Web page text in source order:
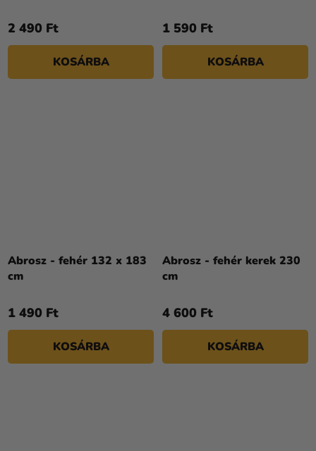
2 490 Ft
KOSÁRBA
1 590 Ft
KOSÁRBA
Abrosz - fehér 132 x 183
cm
1 490 Ft
KOSÁRBA
Abrosz - fehér kerek 230
cm
4 600 Ft
KOSÁRBA